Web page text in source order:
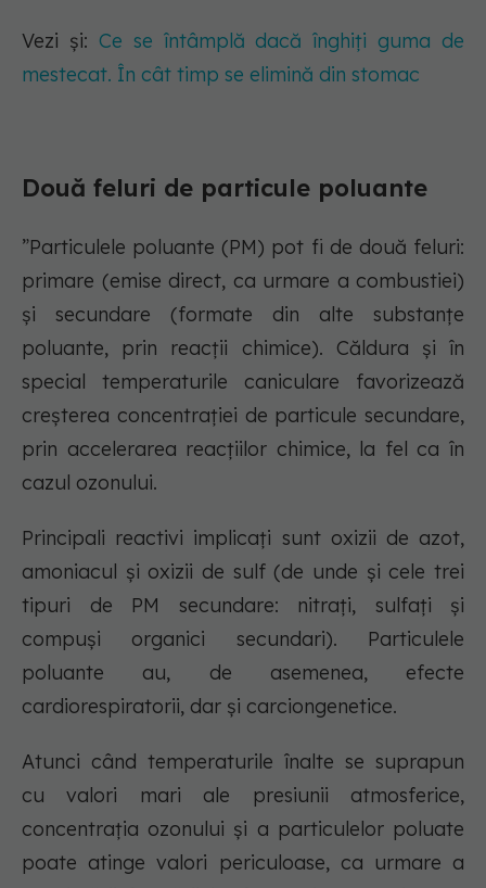
Vezi și: Ce se întâmplă dacă înghiți guma de
mestecat. În cât timp se elimină din stomac
Două feluri de particule poluante
”Particulele poluante (PM) pot fi de două feluri:
primare (emise direct, ca urmare a combustiei)
și secundare (formate din alte substanțe
poluante, prin reacții chimice). Căldura și în
special temperaturile caniculare favorizează
creșterea concentrației de particule secundare,
prin accelerarea reacțiilor chimice, la fel ca în
cazul ozonului.
Principali reactivi implicați sunt oxizii de azot,
amoniacul și oxizii de sulf (de unde și cele trei
tipuri de PM secundare: nitrați, sulfați și
compuși organici secundari). Particulele
poluante au, de asemenea, efecte
cardiorespiratorii, dar și carciongenetice.
Atunci când temperaturile înalte se suprapun
cu valori mari ale presiunii atmosferice,
concentrația ozonului și a particulelor poluate
poate atinge valori periculoase, ca urmare a